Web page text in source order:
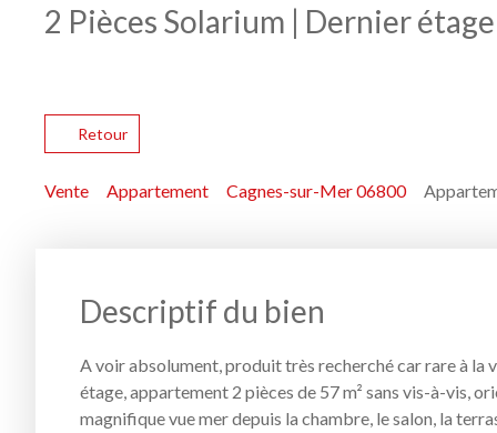
2 Pièces Solarium | Dernier
Retour
Vente Appartement Cagnes-sur-Mer 06800
Descriptif du bien
A voir absolument, produit très recherché car rare à la
étage, appartement 2 pièces de 57 m² sans vis-à-vis,
magnifique vue mer depuis la chambre, le salon, la